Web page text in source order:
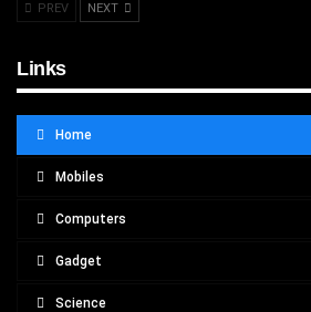
PREV NEXT
Links
Home
Mobiles
Computers
Gadget
Science